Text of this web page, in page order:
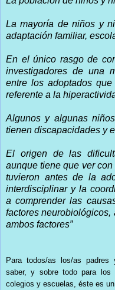
La mayoría de niños y
adaptación familiar,
En el único rasgo de
investigadores de una
entre los adoptados
referente a la
Algunos y algunas
tienen discapacidades y
El origen de las
aunque tiene que ver
tuvieron antes de la
interdisciplinar y la
a comprender las
factores
ambos factores”
Para todos/as los/as
saber, y sobre todo para los
colegios y escuelas, éste es